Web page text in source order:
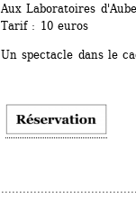
Aux Laboratoires
Tarif : 10 euros
Un spectacle dans le